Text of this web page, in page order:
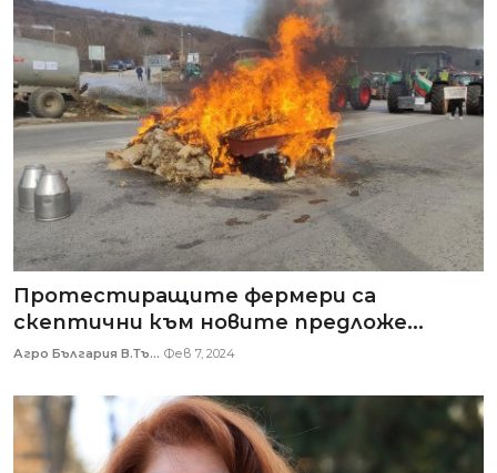
Протестиращите фермери са
скептични към новите предложе...
Агро България В.Тъ... Фев 7, 2024